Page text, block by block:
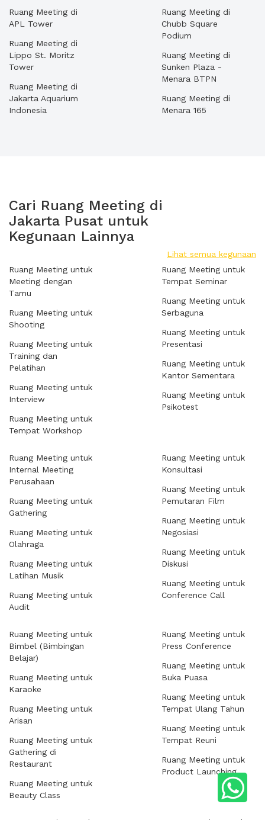
Ruang Meeting di
APL Tower
Ruang Meeting di
Lippo St. Moritz
Tower
Ruang Meeting di
Jakarta Aquarium
Indonesia
Ruang Meeting di
Chubb Square
Podium
Ruang Meeting di
Sunken Plaza -
Menara BTPN
Ruang Meeting di
Menara 165
Cari Ruang Meeting di
Jakarta Pusat untuk
Kegunaan Lainnya
Lihat semua kegunaan
Ruang Meeting untuk
Meeting dengan
Tamu
Ruang Meeting untuk
Shooting
Ruang Meeting untuk
Training dan
Pelatihan
Ruang Meeting untuk
Interview
Ruang Meeting untuk
Tempat Workshop
Ruang Meeting untuk
Tempat Seminar
Ruang Meeting untuk
Serbaguna
Ruang Meeting untuk
Presentasi
Ruang Meeting untuk
Kantor Sementara
Ruang Meeting untuk
Psikotest
Ruang Meeting untuk
Internal Meeting
Perusahaan
Ruang Meeting untuk
Gathering
Ruang Meeting untuk
Olahraga
Ruang Meeting untuk
Latihan Musik
Ruang Meeting untuk
Audit
Ruang Meeting untuk
Konsultasi
Ruang Meeting untuk
Pemutaran Film
Ruang Meeting untuk
Negosiasi
Ruang Meeting untuk
Diskusi
Ruang Meeting untuk
Conference Call
Ruang Meeting untuk
Bimbel (Bimbingan
Belajar)
Ruang Meeting untuk
Karaoke
Ruang Meeting untuk
Arisan
Ruang Meeting untuk
Gathering di
Restaurant
Ruang Meeting untuk
Beauty Class
Ruang Meeting untuk
Press Conference
Ruang Meeting untuk
Buka Puasa
Ruang Meeting untuk
Tempat Ulang Tahun
Ruang Meeting untuk
Tempat Reuni
Ruang Meeting untuk
Product Launching